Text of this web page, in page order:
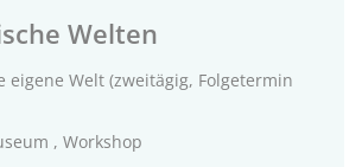
Welten
eigene Welt (zweitägig, Folgetermin
, Workshop